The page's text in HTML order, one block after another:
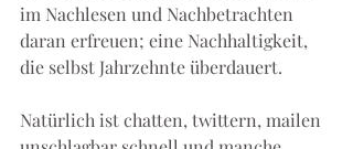
im Nachlesen und Nachbetrachten
daran erfreuen; eine Nachhaltigkeit,
die selbst Jahrzehnte überdauert.
Natürlich ist chatten, twittern, mailen